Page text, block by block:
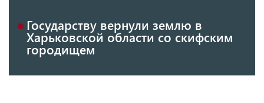
Государству вернули землю в
Харьковской области со скифским
городищем